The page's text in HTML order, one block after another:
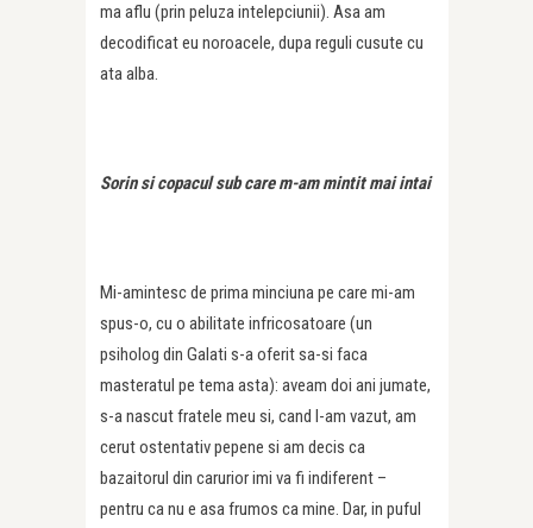
ma aflu (prin peluza intelepciunii). Asa am
decodificat eu noroacele, dupa reguli cusute cu
ata alba.
Sorin si copacul sub care m-am mintit mai intai
Mi-amintesc de prima minciuna pe care mi-am
spus-o, cu o abilitate infricosatoare (un
psiholog din Galati s-a oferit sa-si faca
masteratul pe tema asta): aveam doi ani jumate,
s-a nascut fratele meu si, cand l-am vazut, am
cerut ostentativ pepene si am decis ca
bazaitorul din carurior imi va fi indiferent –
pentru ca nu e asa frumos ca mine. Dar, in puful